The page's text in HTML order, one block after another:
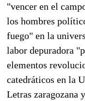
"vencer en el
los hombres
fuego" en la
labor depuradora
elementos
catedráticos en la
Letras zaragozana